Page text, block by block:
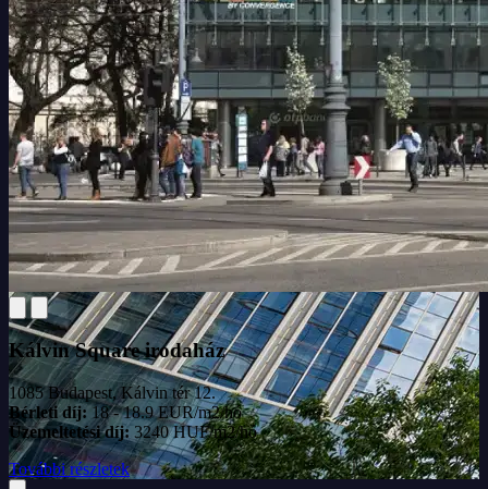
Kálvin Square irodaház
1085 Budapest, Kálvin tér 12.
Bérleti díj: 18 - 18.9 EUR/m2/hó
Üzemeltetési díj:3240 HUF/m2/hó
További részletek